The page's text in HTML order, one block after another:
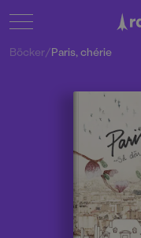
Böcker/Paris, chérie